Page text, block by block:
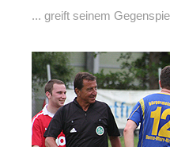
... greift seinem